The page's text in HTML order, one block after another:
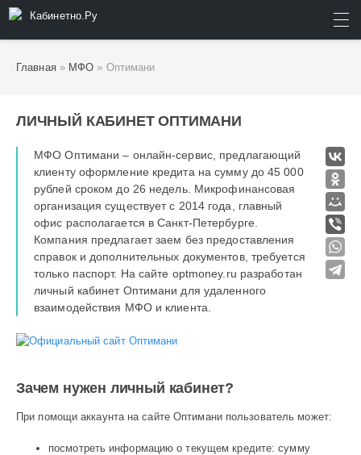
Кабинетно.Ру
Главная» МФО » Оптимани
ЛИЧНЫЙ КАБИНЕТ ОПТИМАНИ
МФО Оптимани – онлайн-сервис, предлагающий
клиенту оформление кредита на сумму до 45 000
рублей сроком до 26 недель. Микрофинансовая
организация существует с 2014 года, главный
офис располагается в Санкт-Петербурге.
Компания предлагает заем без предоставления
справок и дополнительных документов, требуется
только паспорт. На сайте optmoney.ru разработан
личный кабинет Оптимани для удаленного
взаимодействия МФО и клиента.
Зачем нужен личный кабинет?
При помощи аккаунта на сайте Оптимани пользователь может:
посмотреть информацию о текущем кредите: сумму